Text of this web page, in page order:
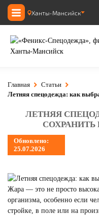
Ханты-Мансийск
Главная
Статьи
Летняя спецодежда: как
ЛЕТНЯЯ
Обновлено:
25.07.2026
Жара — это не просто
организма, особенно если
стройке, в поле или на